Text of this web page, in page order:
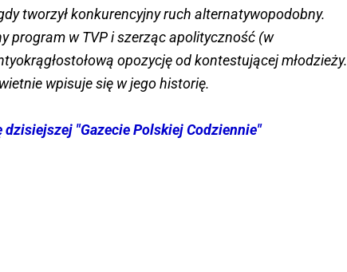
tworzył konkurencyjny ruch alternatywopodobny.
program w TVP i szerząc apolityczność (w
opozycję od kontestującej młodzieży.
wpisuje się w jego historię.
"Gazecie Polskiej Codziennie"